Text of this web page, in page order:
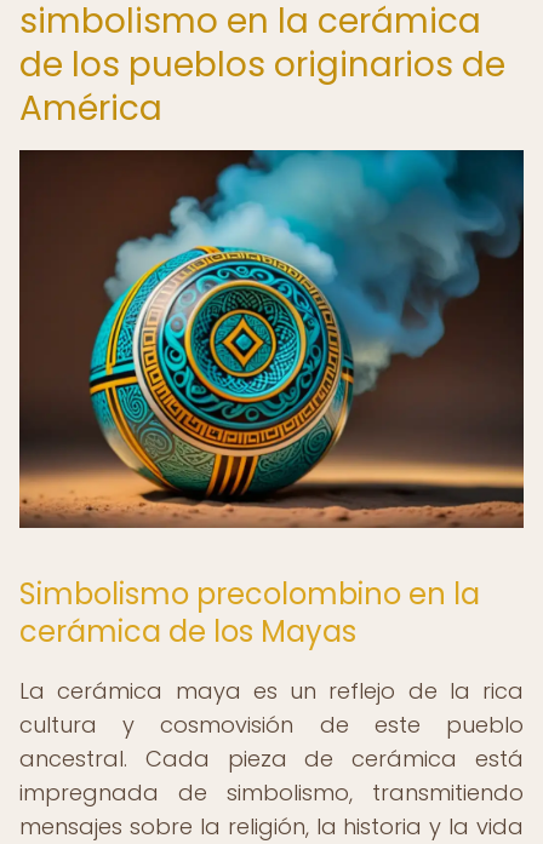
simbolismo en la cerámica
de los pueblos originarios de
América
Simbolismo precolombino en la
cerámica de los Mayas
La cerámica maya es un reflejo de la rica
cultura y cosmovisión de este pueblo
ancestral. Cada pieza de cerámica está
impregnada de simbolismo, transmitiendo
mensajes sobre la religión, la historia y la vida